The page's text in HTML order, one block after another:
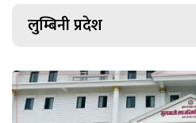
लुम्बिनी प्रदेश